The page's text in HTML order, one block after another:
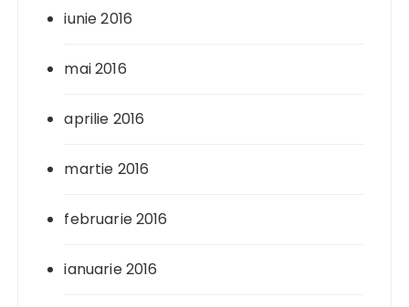
iunie 2016
mai 2016
aprilie 2016
martie 2016
februarie 2016
ianuarie 2016